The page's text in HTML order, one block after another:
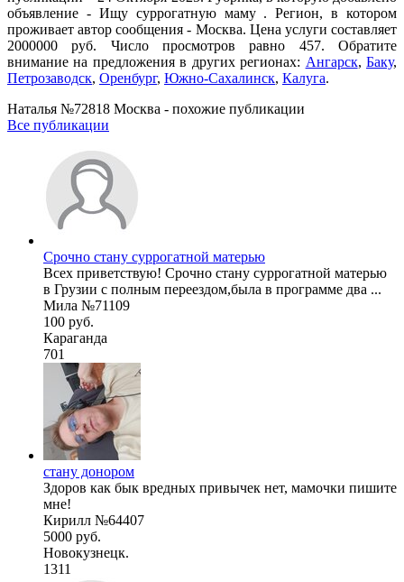
объявление - Ищу суррогатную маму . Регион, в котором
проживает автор сообщения - Москва. Цена услуги составляет
2000000 руб. Число просмотров равно 457. Обратите
внимание на предложения в других регионах: Ангарск,Баку,
Петрозаводск, Оренбург, Южно-Сахалинск, Калуга.
Наталья №72818 Москва - похожие публикации
Все публикации
Срочно стану суррогатной матерью
Всех приветствую! Срочно стану суррогатной матерью
в Грузии с полным переездом,была в программе два ...
Мила №71109
100 руб.
Караганда
701
стану донором
Здоров как бык вредных привычек нет, мамочки пишите
мне!
Кирилл №64407
5000 руб.
Новокузнецк.
1311